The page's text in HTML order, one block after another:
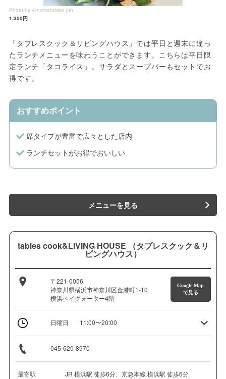
Photo by ＠namatarako.jun
1,350円
「タブレスクック＆リビングハウス」では平日と週末に違っ
たランチメニューを味わうことができます。こちらは平日限
定ランチ「タコライス」。サラダとスープバーもセットでお
得です。
おすすめポイント
席タイプが豊富で広々とした店内
ランチセットがお得でおいしい
メニューを見る
tables cook&LIVING HOUSE （タブレスクック＆リ
ビングハウス）
〒221-0056
神奈川県横浜市神奈川区金港町1-10
横浜ベイクォーター4階
Google Map
で見る
日曜日 11:00〜20:00
045-620-8970
最寄駅
JR 横浜駅 徒歩6分、京急本線 横浜駅 徒歩6分